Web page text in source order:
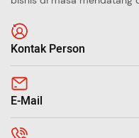
Kontak Person
E-Mail